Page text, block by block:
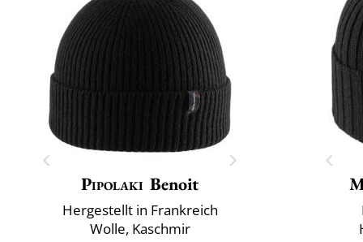
Pipolaki Benoit
Hergestellt in Frankreich
Wolle, Kaschmir